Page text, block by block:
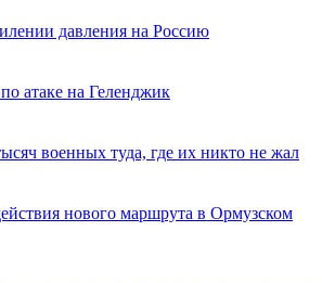
давления на Россию
атаке на Геленджик
военных туда, где их никто не жал
нового маршрута в Ормузском